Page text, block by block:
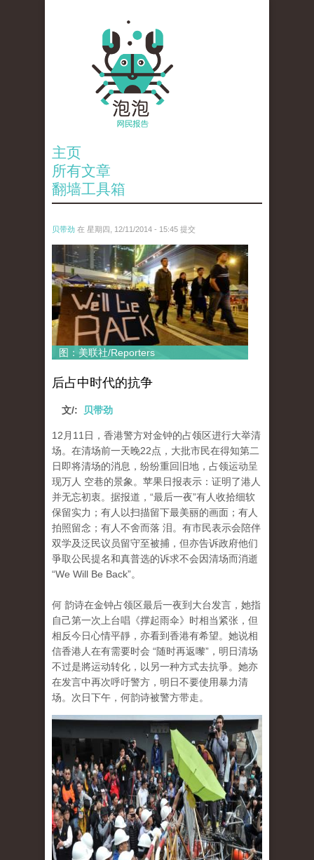
主页
所有文章
翻墙工具箱
贝带劲 在 星期四, 12/11/2014 - 15:45 提交
reporters_18475535.jpg
图：美联社/Reporters
后占中时代的抗争
文/: 贝带劲
12月11日，香港警方对金钟的占领区进行大举清
场。在清场前一天晚22点，大批市民在得知第二
日即将清场的消息，纷纷重回旧地，占领运动呈
现万人 空巷的景象。苹果日报表示：证明了港人
并无忘初衷。据报道，“最后一夜”有人收拾细软
保留实力；有人以扫描留下最美丽的画面；有人
拍照留念；有人不舍而落 泪。有市民表示会陪伴
双学及泛民议员留守至被捕，但亦告诉政府他们
爭取公民提名和真普选的诉求不会因清场而消逝
“We Will Be Back”。
何 韵诗在金钟占领区最后一夜到大台发言，她指
自己第一次上台唱《撑起雨伞》时相当紧张，但
相反今日心情平靜，亦看到香港有希望。她说相
信香港人在有需要时会 “随时再返嚟”，明日清场
不过是將运动转化，以另一种方式去抗爭。她亦
在发言中再次呼吁警方，明日不要使用暴力清
场。次日下午，何韵诗被警方带走。